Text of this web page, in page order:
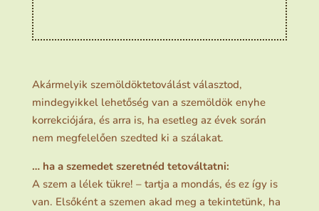
Akármelyik szemöldöktetoválást választod,
mindegyikkel lehetőség van a szemöldök enyhe
korrekciójára, és arra is, ha esetleg az évek során
nem megfelelően szedted ki a szálakat.
… ha a szemedet szeretnéd tetováltatni:
A szem a lélek tükre! – tartja a mondás, és ez így is
van. Elsőként a szemen akad meg a tekintetünk, ha